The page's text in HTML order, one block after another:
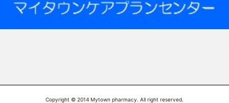
Copyright © 2014 Mytown pharmacy. All right reserved.